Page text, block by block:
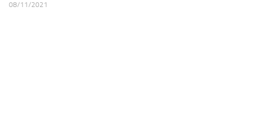
08/11/2021